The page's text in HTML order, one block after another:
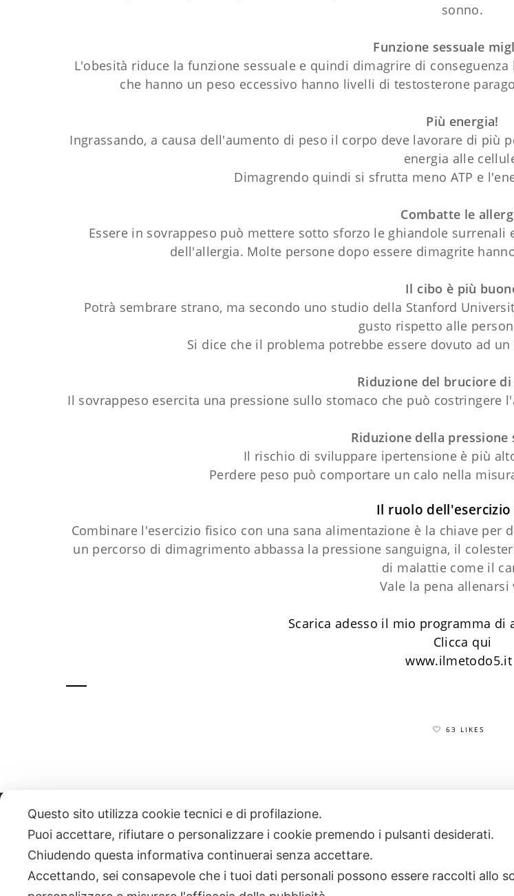
sonno.
Funzione sessuale
L'obesità riduce la funzione sessuale e quindi dimagrire di
che hanno un peso eccessivo hanno livelli di testosterone
Più energia!
Ingrassando, a causa dell'aumento di peso il corpo deve lavorare di più
energia alle
Dimagrendo quindi si sfrutta meno ATP e
Combatte le
Essere in sovrappeso può mettere sotto sforzo le ghiandole
dell'allergia. Molte persone dopo essere dimagrite
Il cibo è più
Potrà sembrare strano, ma secondo uno studio della Stanford
gusto rispetto alle
Si dice che il problema potrebbe essere dovuto ad
Riduzione del bruciore
Il sovrappeso esercita una pressione sullo stomaco che può costringere
Riduzione della pressione
Il rischio di sviluppare ipertensione è più
Perdere peso può comportare un calo nella
Il ruolo dell'esercizio
Combinare l'esercizio fisico con una sana alimentazione è la chiave
un percorso di dimagrimento abbassa la pressione sanguigna, il
di malattie come il
Vale la pena allenarsi
Scarica adesso il mio programma di
Clicca qui
www.ilmetodo5.it
63 LIKES
| NEWSLETTER
Questo sito utilizza cookie tecnici e di profilazione.
Puoi accettare, rifiutare o personalizzare i cookie premendo i pulsanti desiderati.
Chiudendo questa informativa continuerai senza accettare.
Accettando, sei consapevole che i tuoi dati personali possono essere raccolti allo